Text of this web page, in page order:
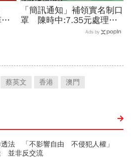
「簡訊通知」補領實名制口
罩 陳時中:7.35元處理費
Ads by
蔡英文 香港 澳門
透法 「不影響自由 不侵犯人權」
並非反交流